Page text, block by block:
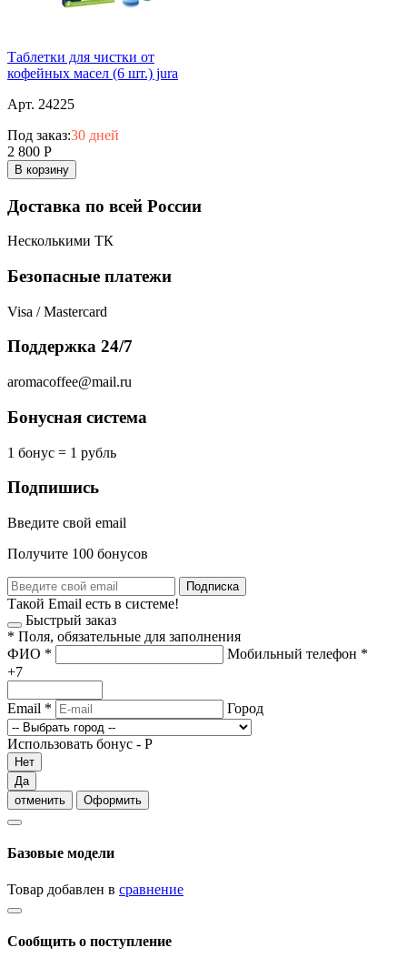
Таблетки для чистки от
кофейных масел (6 шт.) jura
Арт. 24225
Под заказ:30 дней
2 800 Р
В корзину
Доставка по всей России
Несколькими ТК
Безопасные платежи
Visa / Mastercard
Поддержка 24/7
aromacoffee@mail.ru
Бонусная система
1 бонус = 1 рубль
Подпишись
Введите свой email
Получите 100 бонусов
Подписка
Такой Email есть в системе!
Быстрый заказ
* Поля, обязательные для заполнения
ФИО * Мобильный телефон *
+7
Email * Город
Использовать бонус - Р
Нет
Да
отменить
Оформить
Базовые модели
Товар добавлен в сравнение
Сообщить о поступление